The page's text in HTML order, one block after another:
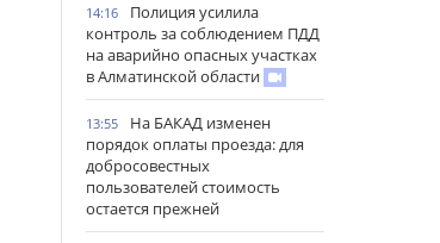
14:16
Полиция усилила
контроль за соблюдением ПДД
на аварийно опасных участках
в Алматинской области
13:55
На БАКАД изменен
порядок оплаты проезда: для
добросовестных
пользователей стоимость
остается прежней